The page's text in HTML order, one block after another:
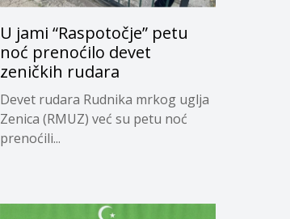
U jami “Raspotočje” petu
noć prenoćilo devet
zeničkih rudara
Devet rudara Rudnika mrkog uglja
Zenica (RMUZ) već su petu noć
prenoćili...